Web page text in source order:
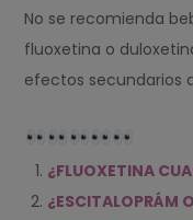
No se recomienda
fluoxetina o
efectos secundarios
¿FLUOXETINA
¿ESCITALOPRÁM